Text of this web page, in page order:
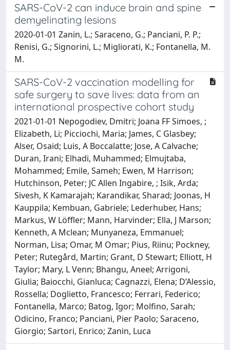
SARS-CoV-2 can induce brain and spine
demyelinating lesions
2020-01-01 Zanin, L.; Saraceno, G.; Panciani, P. P.;
Renisi, G.; Signorini, L.; Migliorati, K.; Fontanella, M.
M.
SARS-CoV-2 vaccination modelling for
safe surgery to save lives: data from an
international prospective cohort study
2021-01-01 Nepogodiev, Dmitri; Joana FF Simoes, ;
Elizabeth, Li; Picciochi, Maria; James, C Glasbey;
Alser, Osaid; Luis, A Boccalatte; Jose, A Calvache;
Duran, Irani; Elhadi, Muhammed; Elmujtaba,
Mohammed; Emile, Sameh; Ewen, M Harrison;
Hutchinson, Peter; JC Allen Ingabire, ; Isik, Arda;
Sivesh, K Kamarajah; Karandikar, Sharad; Joonas, H
Kauppila; Kembuan, Gabriele; Lederhuber, Hans;
Markus, W Löffler; Mann, Harvinder; Ella, J Marson;
Kenneth, A Mclean; Munyaneza, Emmanuel;
Norman, Lisa; Omar, M Omar; Pius, Riinu; Pockney,
Peter; Rutegård, Martin; Grant, D Stewart; Elliott, H
Taylor; Mary, L Venn; Bhangu, Aneel; Arrigoni,
Giulia; Baiocchi, Gianluca; Cagnazzi, Elena; D’Alessio,
Rossella; Doglietto, Francesco; Ferrari, Federico;
Fontanella, Marco; Batog, Igor; Molfino, Sarah;
Odicino, Franco; Panciani, Pier Paolo; Saraceno,
Giorgio; Sartori, Enrico; Zanin, Luca